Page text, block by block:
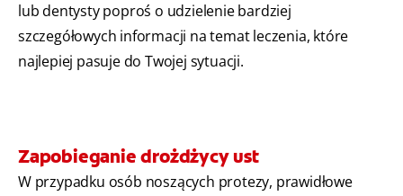
lub dentysty poproś o udzielenie bardziej
szczegółowych informacji na temat leczenia, które
najlepiej pasuje do Twojej sytuacji.
Zapobieganie drożdżycy ust
W przypadku osób noszących protezy, prawidłowe